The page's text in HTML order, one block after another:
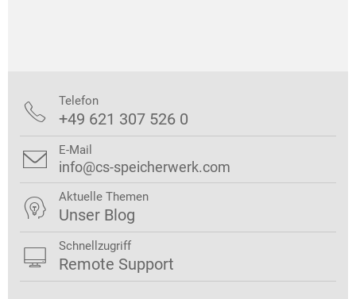
 Telefon
+49 621 307 526 0
 E-Mail
info@cs-speicherwerk.com
 Aktuelle Themen
Unser Blog
 Schnellzugriff
Remote Support